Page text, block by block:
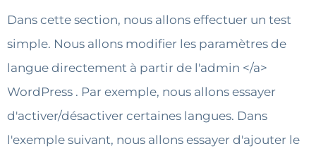
Dans cette section, nous allons effectuer un test
simple. Nous allons modifier les paramètres de
langue directement à partir de l'admin </a>
WordPress . Par exemple, nous allons essayer
d'activer/désactiver certaines langues. Dans
l'exemple suivant, nous allons essayer d'ajouter le